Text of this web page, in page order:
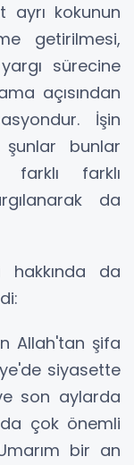
ayrı kokunun
getirilmesi,
sürecine
açısından
İşin
bunlar
farklı farklı
da
hakkında da
Allah'tan şifa
siyasette
son aylarda
çok önemli
bir an